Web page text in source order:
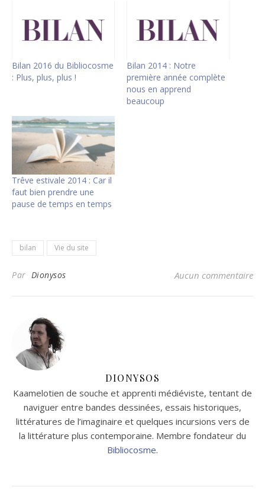
Bilan 2016 du Bibliocosme
: Plus, plus, plus !
Bilan 2014 : Notre
première année complète
nous en apprend
beaucoup
Trêve estivale 2014 : Car il
faut bien prendre une
pause de temps en temps
bilan Vie du site
Par Dionysos Aucun commentaire
DIONYSOS
Kaamelotien de souche et apprenti médiéviste, tentant de
naviguer entre bandes dessinées, essais historiques,
littératures de l’imaginaire et quelques incursions vers de
la littérature plus contemporaine. Membre fondateur du
Bibliocosme.